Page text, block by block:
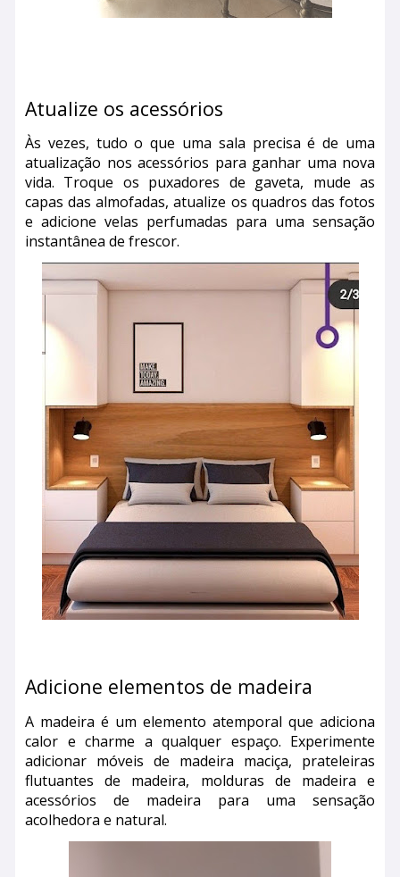
Atualize os acessórios
Às vezes, tudo o que uma sala precisa é de uma
atualização nos acessórios para ganhar uma nova
vida. Troque os puxadores de gaveta, mude as
capas das almofadas, atualize os quadros das fotos
e adicione velas perfumadas para uma sensação
instantânea de frescor.
Adicione elementos de madeira
A madeira é um elemento atemporal que adiciona
calor e charme a qualquer espaço. Experimente
adicionar móveis de madeira maciça, prateleiras
flutuantes de madeira, molduras de madeira e
acessórios de madeira para uma sensação
acolhedora e natural.